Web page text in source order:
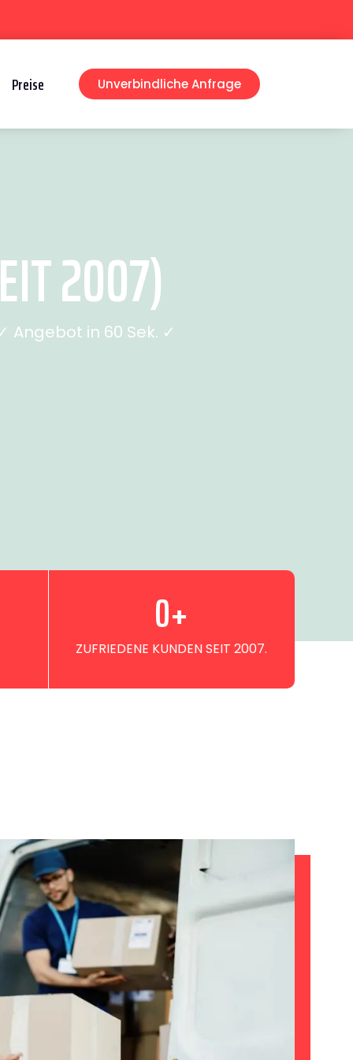
Preise Unverbindliche Anfrage
2007)
Angebot in 60 Sek. ✓
ZUFRIEDENE KUNDEN SEIT 2007.
0+